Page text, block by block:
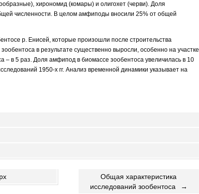
хирономид (комары) и олигохет (черви). Доля
численности. В целом амфиподы вносили 25% от общей
р. Енисей, которые произошли после строительства
в результате существенно выросли, особенно на участке
– в 5 раз. Доля амфипод в биомассе зообентоса увеличилась в 10
1950-х гг. Анализ временной динамики указывает на
Общая характеристика
исследований зообентоса
→